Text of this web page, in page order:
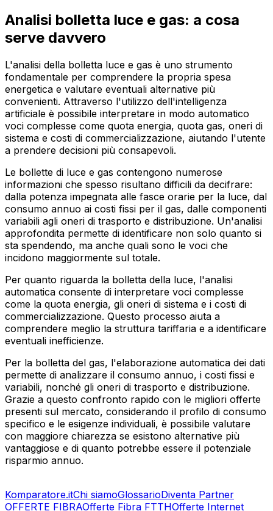
Analisi bolletta luce e gas: a cosa
serve davvero
L'analisi della bolletta luce e gas è uno strumento
fondamentale per comprendere la propria spesa
energetica e valutare eventuali alternative più
convenienti. Attraverso l'utilizzo dell'intelligenza
artificiale è possibile interpretare in modo automatico
voci complesse come quota energia, quota gas, oneri di
sistema e costi di commercializzazione, aiutando l'utente
a prendere decisioni più consapevoli.
Le bollette di luce e gas contengono numerose
informazioni che spesso risultano difficili da decifrare:
dalla potenza impegnata alle fasce orarie per la luce, dal
consumo annuo ai costi fissi per il gas, dalle componenti
variabili agli oneri di trasporto e distribuzione. Un'analisi
approfondita permette di identificare non solo quanto si
sta spendendo, ma anche quali sono le voci che
incidono maggiormente sul totale.
Per quanto riguarda la bolletta della luce, l'analisi
automatica consente di interpretare voci complesse
come la quota energia, gli oneri di sistema e i costi di
commercializzazione. Questo processo aiuta a
comprendere meglio la struttura tariffaria e a identificare
eventuali inefficienze.
Per la bolletta del gas, l'elaborazione automatica dei dati
permette di analizzare il consumo annuo, i costi fissi e
variabili, nonché gli oneri di trasporto e distribuzione.
Grazie a questo confronto rapido con le migliori offerte
presenti sul mercato, considerando il profilo di consumo
specifico e le esigenze individuali, è possibile valutare
con maggiore chiarezza se esistono alternative più
vantaggiose e di quanto potrebbe essere il potenziale
risparmio annuo.
Komparatore.itChi siamoGlossarioDiventa Partner
OFFERTE FIBRAOfferte Fibra FTTHOfferte Internet